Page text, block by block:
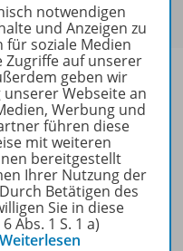
notwendigen
und Anzeigen zu
soziale Medien
Zugriffe auf unserer
geben wir
Webseite an
Werbung und
führen diese
mit weiteren
bereitgestellt
Ihrer Nutzung der
Betätigen des
Sie in diese
Abs. 1 S. 1 a)
Weiterlesen